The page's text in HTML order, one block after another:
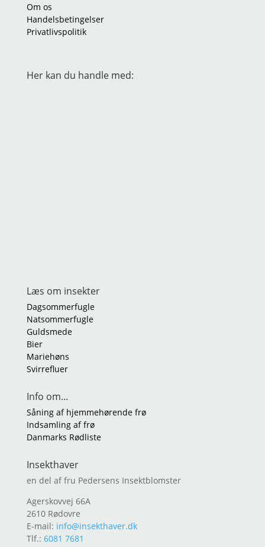
Om os
Handelsbetingelser
Privatlivspolitik
Her kan du handle med:
Læs om insekter
Dagsommerfugle
Natsommerfugle
Guldsmede
Bier
Mariehøns
Svirrefluer
Info om...
Såning af hjemmehørende frø
Indsamling af frø
Danmarks Rødliste
Insekthaver
en del af fru Pedersens Insektblomster
Agerskovvej 66A
2610 Rødovre
E-mail: info@insekthaver.dk
Tlf.: 6081 7681